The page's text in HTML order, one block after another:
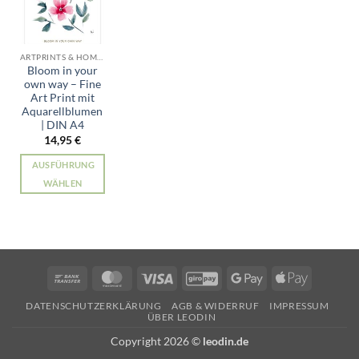
ARTPRINTS & HOME ALLE PRODUKTE
Bloom in your
own way – Fine
Art Print mit
Aquarellblumen
| DIN A4
14,95€
AUSFÜHRUNG
WÄHLEN
mehrere
Varianten
auf.
Die
Bank
MasterCardVisa GiroPay Google
Apple
DATENSCHUTZERKLÄRUNG AGB & WIDERRUF
IMPRESSUM
ÜBER LEODIN
Copyright 2026 © leodin.de